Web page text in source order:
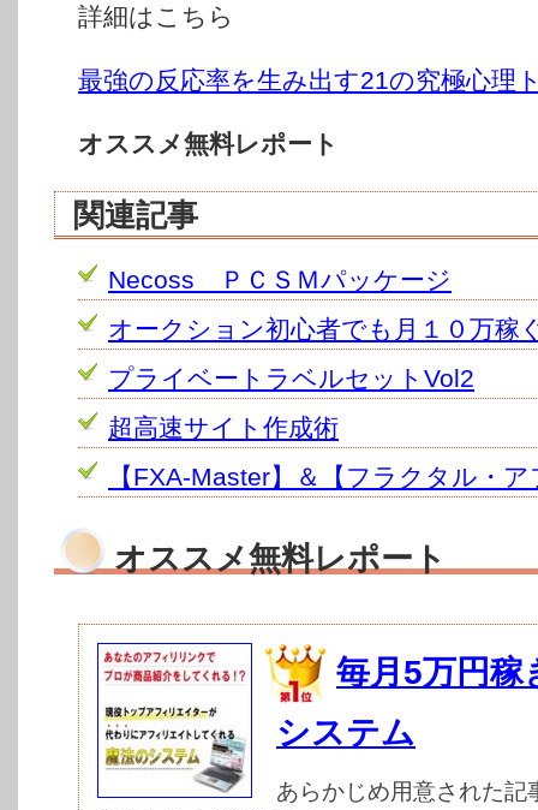
詳細はこちら
最強の反応率を生み出す21の究極心理
オススメ無料レポート
関連記事
Necoss ＰＣＳＭパッケージ
オークション初心者でも月１０万稼
プライベートラベルセットVol2
超高速サイト作成術
【FXA-Master】＆【フラクタル・
オススメ無料レポート
毎月5万円稼
システム
あらかじめ用意された記